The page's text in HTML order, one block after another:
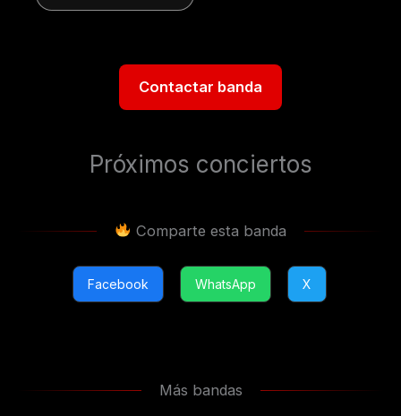
Contactar banda
Próximos conciertos
Comparte esta banda
Facebook WhatsApp X
Más bandas